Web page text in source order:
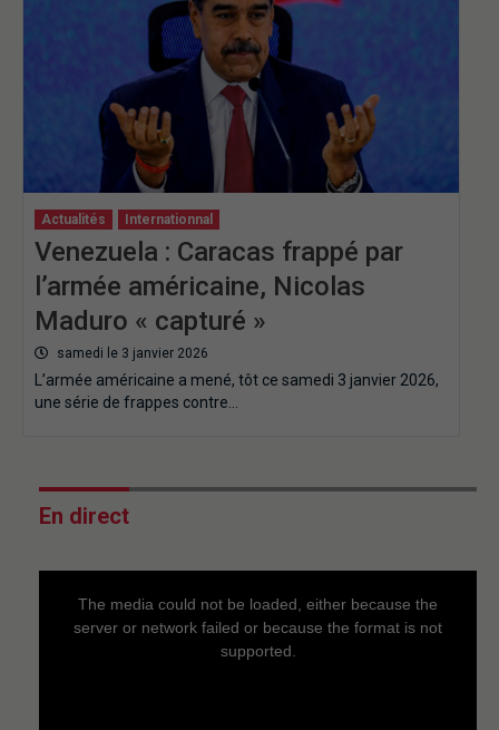
Actualités Internationnal
Venezuela : Caracas frappé par
l’armée américaine, Nicolas
Maduro « capturé »
samedi le 3 janvier 2026
L’armée américaine a mené, tôt ce samedi 3 janvier 2026,
une série de frappes contre…
En direct
The media could not be loaded, either because the
server or network failed or because the format is not
supported.